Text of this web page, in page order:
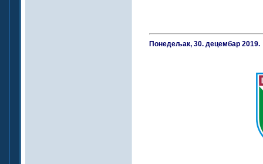
Понедељак, 30. децембар 2019.